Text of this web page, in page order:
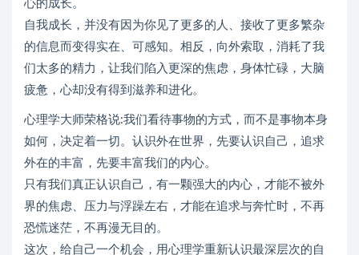
心的成长。
自我成长，并没有因为你见了更多的人、接收了更多繁杂
的信息而变得实在、可感知。相反，向外索取，消耗了我
们太多的精力，让我们陷入更深的焦虑，身体忙碌，大脑
疲惫，心却没有得到滋养和进化。
心理学大师荣格说:我们看待事物的方式，而不是事物本身
如何，决定着一切。认识外在世界，先要认识自己，追求
外在的丰富，先要丰富我们的内心。
只有我们真正认识自己，有一颗强大的内心，才能不被外
界的焦虑、压力与浮躁左右，才能在追求与奔忙时，不再
恐慌迷茫，不再漫无目的。
这次，给自己一个机会，用心理学重新认识最深层次的自